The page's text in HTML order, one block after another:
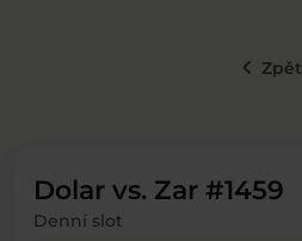
keyboard_arrow_left Zpět
Dolar vs. Zar #1459
Denní slot